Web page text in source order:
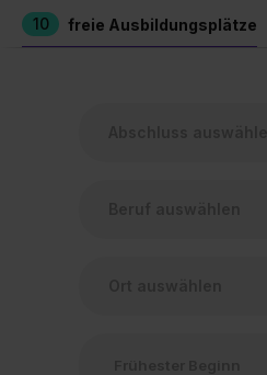
10 freie Ausbildungsplätze